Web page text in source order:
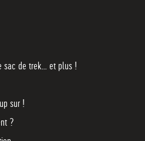
sac de trek… et plus !
sur !
?